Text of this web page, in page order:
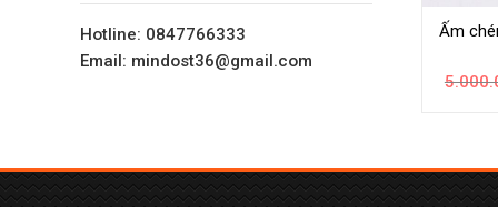
Hotline: 0847766333
Email: mindost36@gmail.com
Ấm